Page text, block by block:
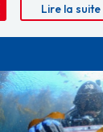
Lire la suite